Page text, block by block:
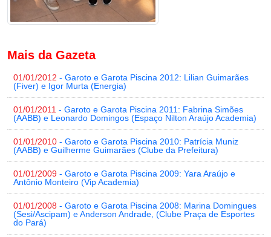
Mais da Gazeta
01/01/2012 - Garoto e Garota Piscina 2012: Lilian Guimarães
(Fiver) e Igor Murta (Energia)
01/01/2011 - Garoto e Garota Piscina 2011: Fabrina Simões
(AABB) e Leonardo Domingos (Espaço Nilton Araújo Academia)
01/01/2010 - Garoto e Garota Piscina 2010: Patrícia Muniz
(AABB) e Guilherme Guimarães (Clube da Prefeitura)
01/01/2009 - Garoto e Garota Piscina 2009: Yara Araújo e
Antônio Monteiro (Vip Academia)
01/01/2008 - Garoto e Garota Piscina 2008: Marina Domingues
(Sesi/Ascipam) e Anderson Andrade, (Clube Praça de Esportes
do Pará)